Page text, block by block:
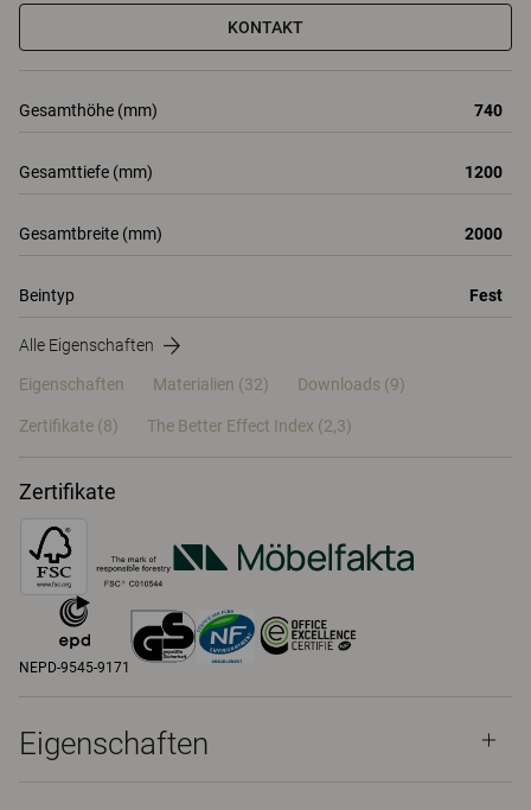
KONTAKT
Gesamthöhe (mm) 740
Gesamttiefe (mm) 1200
Gesamtbreite (mm) 2000
Beintyp Fest
Alle Eigenschaften
Eigenschaften Materialien (32) Downloads (9)
Zertifikate (8) The Better Effect Index (2,3)
Zertifikate
NEPD-9545-9171
Eigenschaften